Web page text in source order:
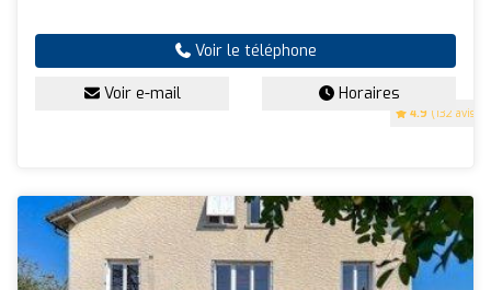
4.9 (132 avis)
Voir le téléphone
Voir e-mail Horaires